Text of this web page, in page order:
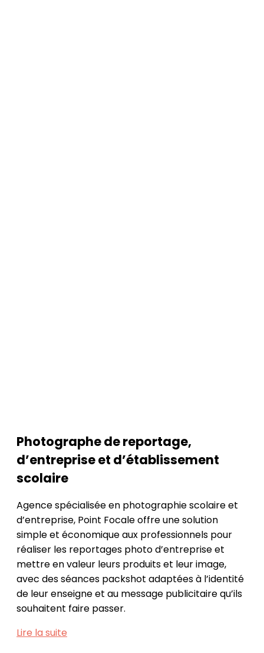
Photographe de reportage,
d’entreprise et d’établissement
scolaire
Agence spécialisée en photographie scolaire et
d’entreprise, Point Focale offre une solution
simple et économique aux professionnels pour
réaliser les reportages photo d’entreprise et
mettre en valeur leurs produits et leur image,
avec des séances packshot adaptées à l’identité
de leur enseigne et au message publicitaire qu’ils
souhaitent faire passer.
Lire la suite